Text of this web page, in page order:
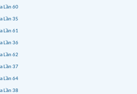
Lần 60
Lần 35
Lần 61
Lần 36
Lần 62
Lần 37
Lần 64
Lần 38